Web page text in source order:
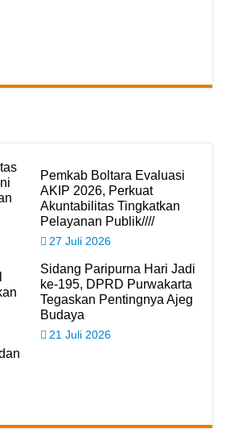
Pemkab Boltara Evaluasi
AKIP 2026, Perkuat
Akuntabilitas Tingkatkan
Pelayanan Publik////
27 Juli 2026
Sidang Paripurna Hari Jadi
ke-195, DPRD Purwakarta
Tegaskan Pentingnya Ajeg
Budaya
21 Juli 2026